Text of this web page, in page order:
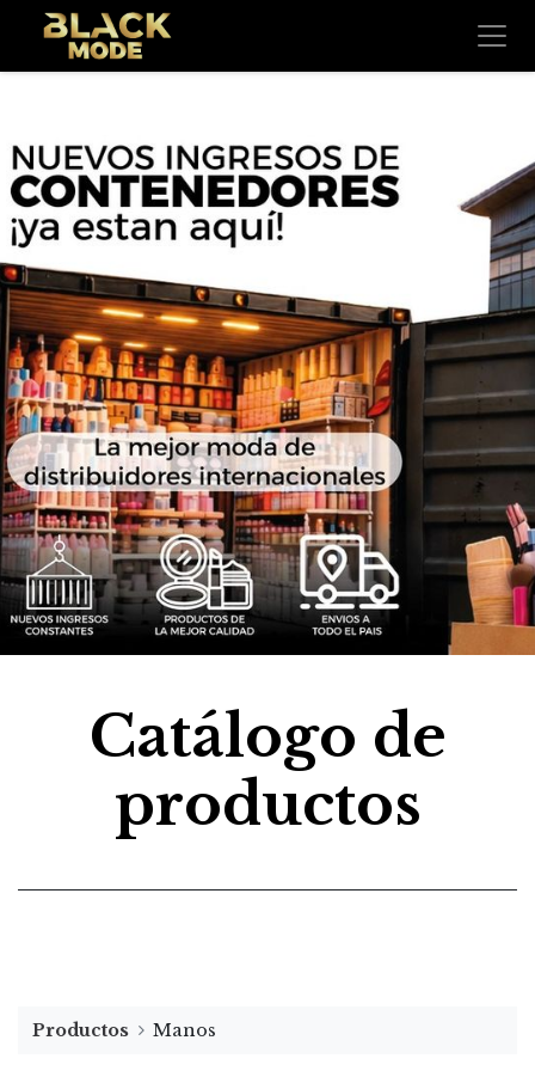
Catálogo de
productos
Productos Manos